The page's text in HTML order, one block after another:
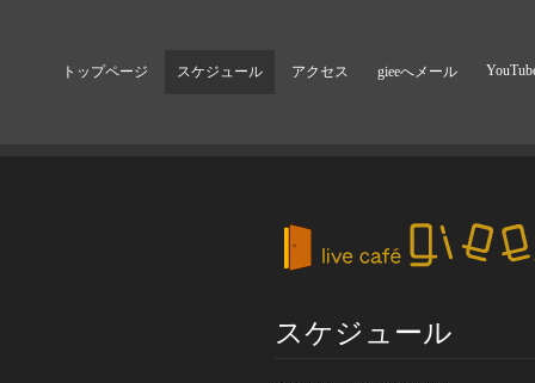
トップページ スケジュール アクセス gieeへメール
スケジュール